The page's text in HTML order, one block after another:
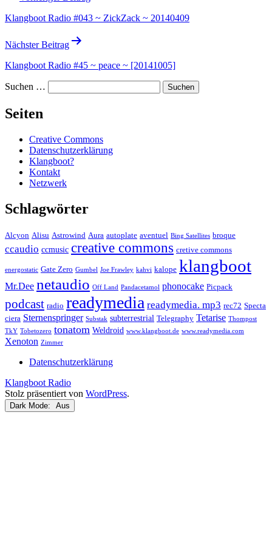
Klangboot Radio #043 ~ ZickZack ~ 20140409
Nächster Beitrag
Klangboot Radio #45 ~ peace ~ [20141005]
Suchen …
Seiten
Creative Commons
Datenschutzerklärung
Klangboot?
Kontakt
Netzwerk
Schlagwörter
Alcyon Alisu Astrowind Aura autoplate aventuel Bing Satellites broque
ccaudio ccmusic creative commons cretive commons
energostatic Gate Zero Gumbel Joe Frawley kahvi kalope klangboot
Mr.Dee netaudio Off Land Pandacetamol phonocake Picpack
podcast radio readymedia readymedia. mp3 rec72 Specta
ciera Sternenspringer Substak subterrestrial Telegraphy Tetarise Thompost
TkY Tobetozero tonatom Weldroid www.klangboot.de www.readymedia.com
Xenoton Zimmer
Datenschutzerklärung
Klangboot Radio
Stolz präsentiert von WordPress.
Dark Mode: